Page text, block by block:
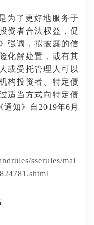
为了更好地服务于
资者合法权益，促
强调，拟披露的信
化解处置，或有其
或受托管理人可以
构投资者、特定债
适当方式向特定债
通知》自 2019年6月
sserules/mai